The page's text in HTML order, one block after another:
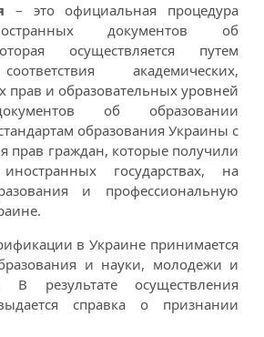
– это официальная процедура
документов об
осуществляется путем
академических,
прав и образовательных уровней
об образовании
образования Украины с
прав граждан, которые получили
государствах, на
и профессиональную
в Украине принимается
и науки, молодежи и
В результате осуществления
справка о признании